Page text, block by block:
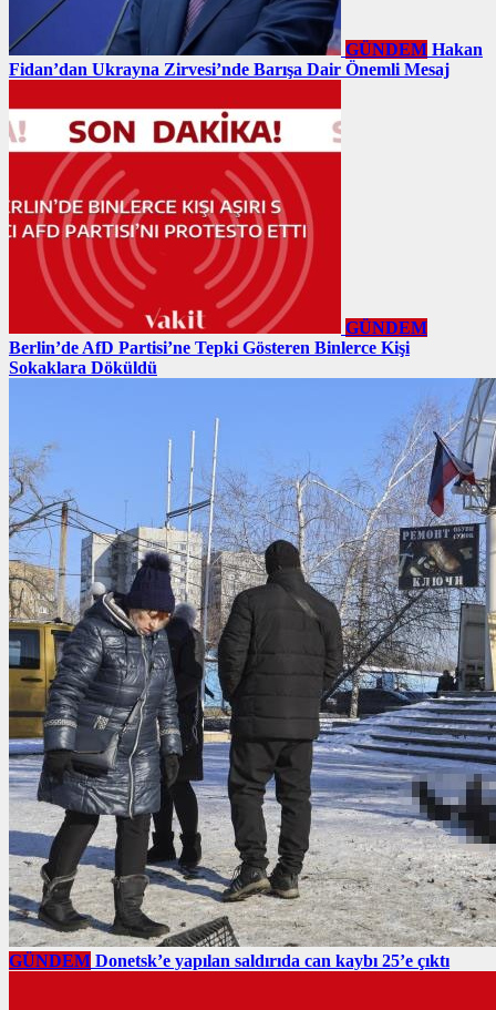
GÜNDEM Hakan
Fidan’dan Ukrayna Zirvesi’nde Barışa Dair Önemli Mesaj
GÜNDEM
Berlin’de AfD Partisi’ne Tepki Gösteren Binlerce Kişi
Sokaklara Döküldü
GÜNDEM Donetsk’e yapılan saldırıda can kaybı 25’e çıktı